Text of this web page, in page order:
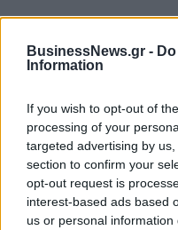
BusinessNews.gr -
Information
If you wish to opt-out of
processing of your
targeted advertising by
section to confirm your
opt-out request is
interest-based ads based
us or personal
Alpha Bank: Για πρώτη φορά
ESG Report 2025: Πώς η ΑΒ
βιωσιμότητα σε καθημερινή